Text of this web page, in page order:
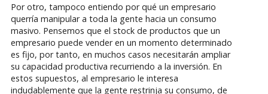
Por otro, tampoco entiendo por qué un empresario
querría manipular a toda la gente hacia un consumo
masivo. Pensemos que el stock de productos que un
empresario puede vender en un momento determinado
es fijo, por tanto, en muchos casos necesitarán ampliar
su capacidad productiva recurriendo a la inversión. En
estos supuestos, al empresario le interesa
indudablemente que la gente restrinja su consumo, de